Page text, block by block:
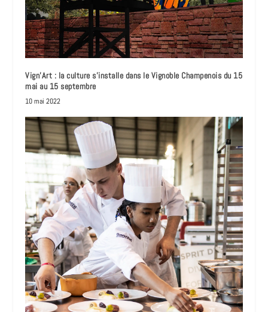
Vign’Art : la culture s’installe dans le Vignoble Champenois du 15
mai au 15 septembre
10 mai 2022